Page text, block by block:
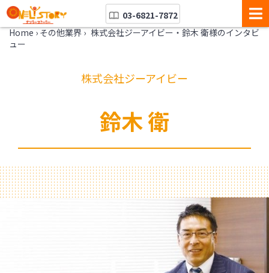
03-6821-7872
Home › その他業界 › 株式会社ジーアイビー・鈴木 衛様のインタビ
ュー
株式会社ジーアイビー
鈴木 衛